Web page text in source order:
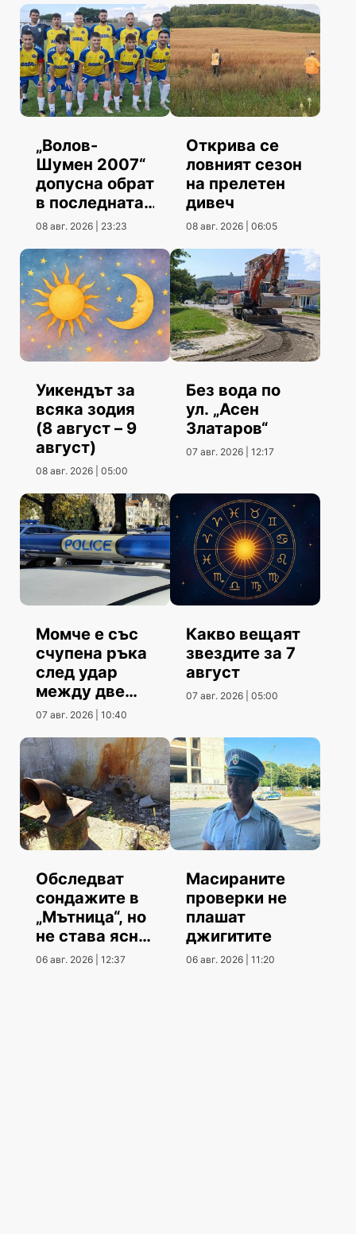
„Волов-
Шумен 2007“
допусна обрат
в последната
контрола
08 авг. 2026 | 23:23
Открива се
ловният сезон
на прелетен
дивеч
08 авг. 2026 | 06:05
Уикендът за
всяка зодия
(8 август – 9
август)
08 авг. 2026 | 05:00
Без вода по
ул. „Асен
Златаров“
07 авг. 2026 | 12:17
Момче е със
счупена ръка
след удар
между две
коли
07 авг. 2026 | 10:40
Какво вещаят
звездите за 7
август
07 авг. 2026 | 05:00
Обследват
сондажите в
„Мътница“, но
не става ясно
кога
06 авг. 2026 | 12:37
Масираните
проверки не
плашат
джигитите
06 авг. 2026 | 11:20